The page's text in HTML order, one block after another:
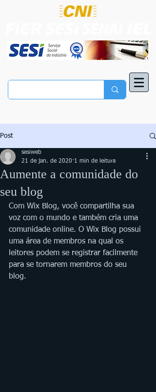
Post
Aumente a comunidade do
seu blog
sesiweb
21 de jan. de 2020 1 min de leitura
Com Wix Blog, você compartilha sua
voz com o mundo e também cria uma
comunidade online. O Wix Blog possui
uma área de membros na qual os
leitores podem se registrar facilmente
para se tornarem membros do seu
blog.